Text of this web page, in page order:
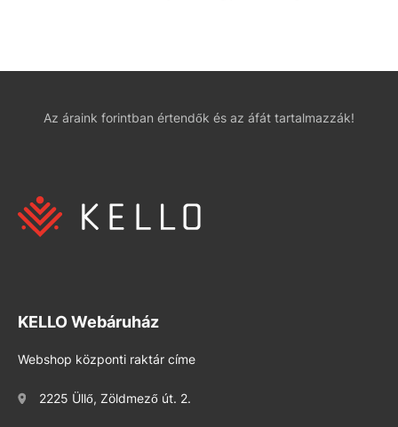
Az áraink forintban értendők és az áfát tartalmazzák!
KELLO Webáruház
Webshop központi raktár címe
2225 Üllő, Zöldmező út. 2.